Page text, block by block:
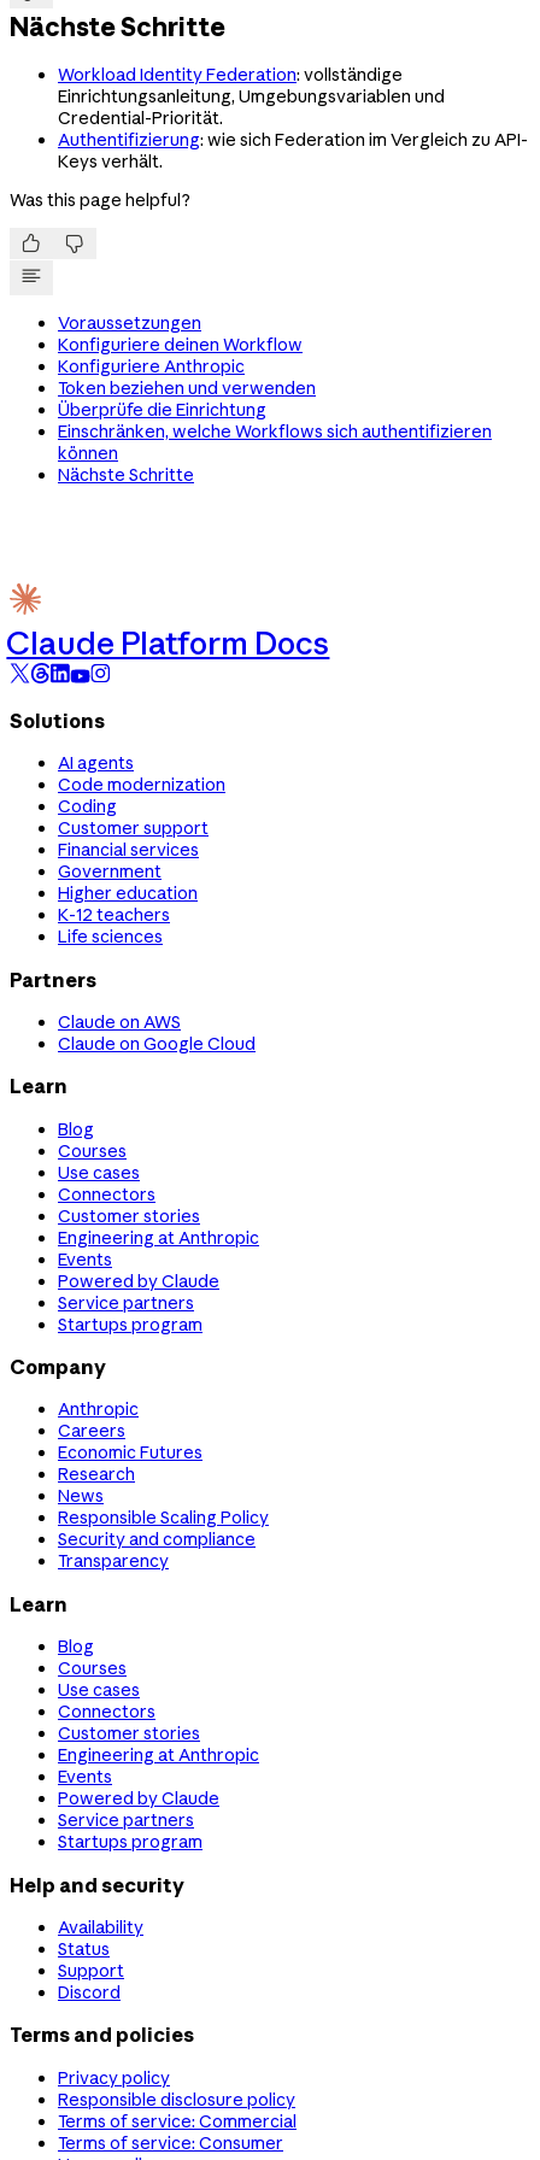
Nächste Schritte
Workload Identity Federation: vollständige
Einrichtungsanleitung, Umgebungsvariablen und
Credential-Priorität.
Authentifizierung: wie sich Federation im Vergleich zu API-
Keys verhält.
Was this page helpful?
 
Voraussetzungen
Konfiguriere deinen Workflow
Konfiguriere Anthropic
Token beziehen und verwenden
Überprüfe die Einrichtung
Einschränken, welche Workflows sich authentifizieren
können
Nächste Schritte
Claude Platform Docs
Solutions
AI agents
Code modernization
Coding
Customer support
Financial services
Government
Higher education
K-12 teachers
Life sciences
Partners
Claude on AWS
Claude on Google Cloud
Learn
Blog
Courses
Use cases
Connectors
Customer stories
Engineering at Anthropic
Events
Powered by Claude
Service partners
Startups program
Company
Anthropic
Careers
Economic Futures
Research
News
Responsible Scaling Policy
Security and compliance
Transparency
Learn
Blog
Courses
Use cases
Connectors
Customer stories
Engineering at Anthropic
Events
Powered by Claude
Service partners
Startups program
Help and security
Availability
Status
Support
Discord
Terms and policies
Privacy policy
Responsible disclosure policy
Terms of service: Commercial
Terms of service: Consumer